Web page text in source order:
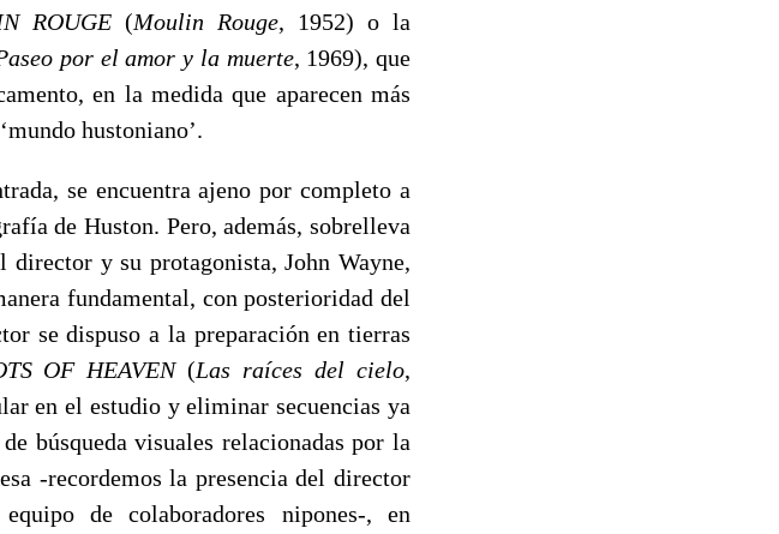
ROUGE (Moulin Rouge, 1952) o la
por el amor y la muerte, 1969), que
en la medida que aparecen más
hustoniano’.
se encuentra ajeno por completo a
de Huston. Pero, además, sobrelleva
director y su protagonista, John Wayne,
fundamental, con posterioridad del
se dispuso a la preparación en tierras
OF HEAVEN(Las raíces del cielo,
en el estudio y eliminar secuencias ya
búsqueda visuales relacionadas por la
-recordemos la presencia del director
de colaboradores nipones-, en